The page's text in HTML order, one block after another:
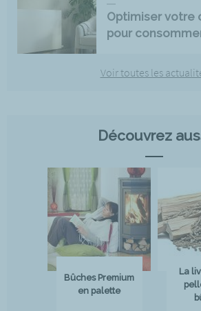
Optimiser votre
pour
Voir toutes les
Découvrez
Bûches Premium
en palette
La